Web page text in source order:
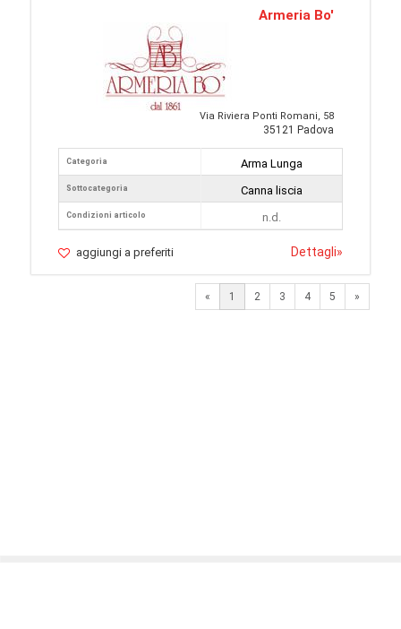
Armeria Bo'
Via Riviera Ponti Romani, 58
35121 Padova
Categoria
Sottocategoria
Condizioni articolo
Arma Lunga
Canna liscia
n.d.
aggiungi a preferiti Dettagli»
« 1 2 3 4 5 »